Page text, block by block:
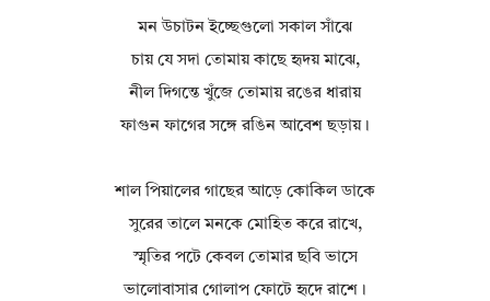
মন উচাটন ইচ্ছেগুলো সকাল সাঁঝে
চায় যে সদা তোমায় কাছে হৃদয় মাঝে,
নীল দিগন্তে খুঁজে তোমায় রঙের ধারায়
ফাগুন ফাগের সঙ্গে রঙিন আবেশ ছড়ায়।
শাল পিয়ালের গাছের আড়ে কোকিল ডাকে
সুরের তালে মনকে মোহিত করে রাখে,
স্মৃতির পটে কেবল তোমার ছবি ভাসে
ভালোবাসার গোলাপ ফোটে হৃদে রাশে।